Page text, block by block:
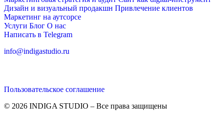
Дизайн и визуальный продакшн Привлечение клиентов
Маркетинг на аутсорсе
Услуги Блог О нас
Написать в Telegram
info@indigastudio.ru
Пользовательское соглашение
© 2026 INDIGA STUDIO – Все права защищены